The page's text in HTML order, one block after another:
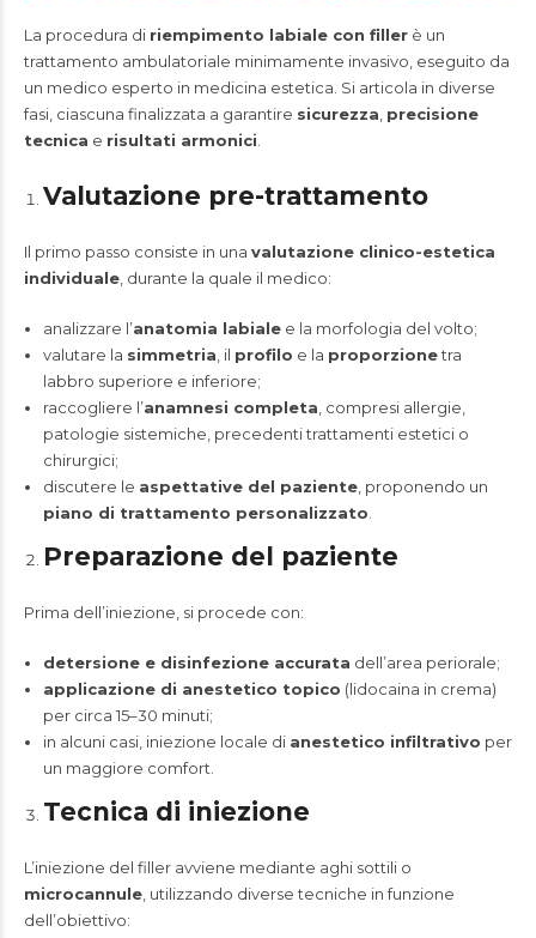
La procedura di riempimento labiale con filler è un
trattamento ambulatoriale minimamente invasivo, eseguito da
un medico esperto in medicina estetica. Si articola in diverse
fasi, ciascuna finalizzata a garantire sicurezza precisione
tecnica e risultati armonici
Valutazione pre-trattamento
Il primo passo consiste in una valutazione clinico-estetica
individuale , durante la quale il medico:
analizzare l’anatomia labialee la morfologia del volto;
valutare la simmetria , il profilo e la proporzionetra
labbro superiore e inferiore;
raccogliere l’anamnesi completa , compresi allergie,
patologie sistemiche, precedenti trattamenti estetici o
chirurgici;
discutere le aspettative del paziente, proponendo un
piano di trattamento personalizzato
Preparazione del paziente
Prima dell’iniezione, si procede con:
detersione e disinfezione accurata dell’area periorale;
applicazione di anestetico topico (lidocaina in crema)
per circa 15–30 minuti;
in alcuni casi, iniezione locale di anestetico infiltrativo per
un maggiore comfort.
Tecnica di iniezione
L’iniezione del filler avviene mediante aghi sottili o
microcannule , utilizzando diverse tecniche in funzione
dell’obiettivo: